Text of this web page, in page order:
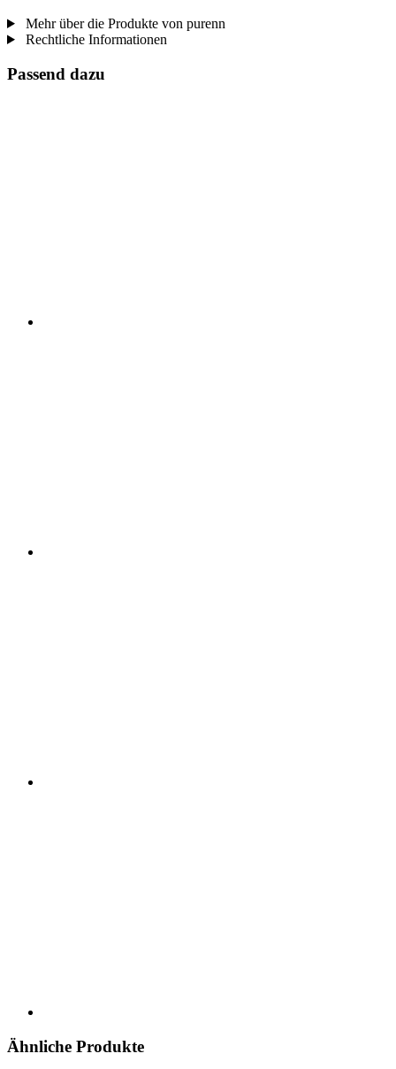
Mehr über die Produkte von purenn
Rechtliche Informationen
Passend dazu
Ähnliche Produkte